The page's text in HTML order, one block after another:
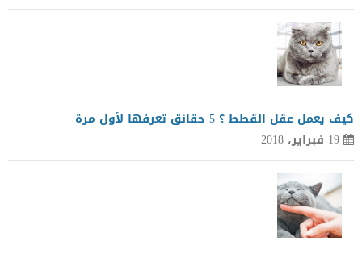
كيف يعمل عقل القطط ؟ 5 حقائق تعرفها لأول مرة
19 فبراير، 2018